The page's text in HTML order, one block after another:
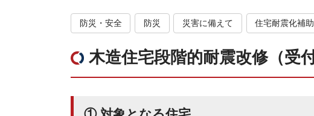
防災・安全 防災 災害に備えて 住宅耐震化補
木造住宅段階的耐震改修（受付